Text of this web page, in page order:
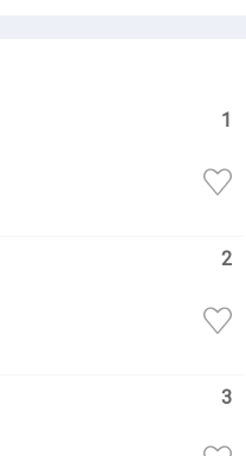
1
2
3